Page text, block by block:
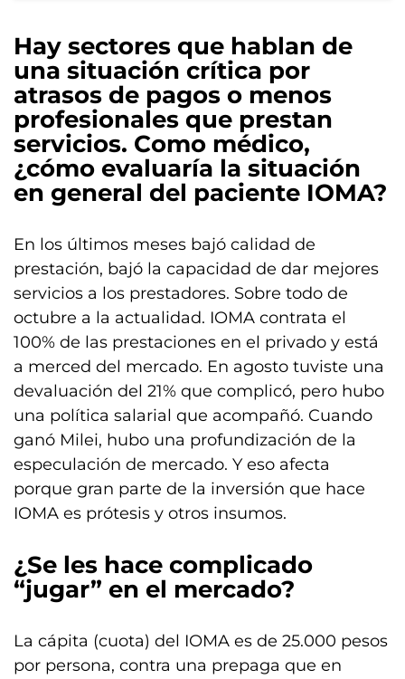
Hay sectores que hablan de
una situación crítica por
atrasos de pagos o menos
profesionales que prestan
servicios. Como médico,
¿cómo evaluaría la situación
en general del paciente IOMA?
En los últimos meses bajó calidad de
prestación, bajó la capacidad de dar mejores
servicios a los prestadores. Sobre todo de
octubre a la actualidad. IOMA contrata el
100% de las prestaciones en el privado y está
a merced del mercado. En agosto tuviste una
devaluación del 21% que complicó, pero hubo
una política salarial que acompañó. Cuando
ganó Milei, hubo una profundización de la
especulación de mercado. Y eso afecta
porque gran parte de la inversión que hace
IOMA es prótesis y otros insumos.
¿Se les hace complicado
“jugar” en el mercado?
La cápita (cuota) del IOMA es de 25.000 pesos
por persona, contra una prepaga que en